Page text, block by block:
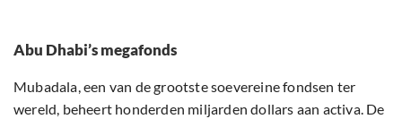
Abu Dhabi’s megafonds
Mubadala, een van de grootste soevereine fondsen ter
wereld, beheert honderden miljarden dollars aan activa. De